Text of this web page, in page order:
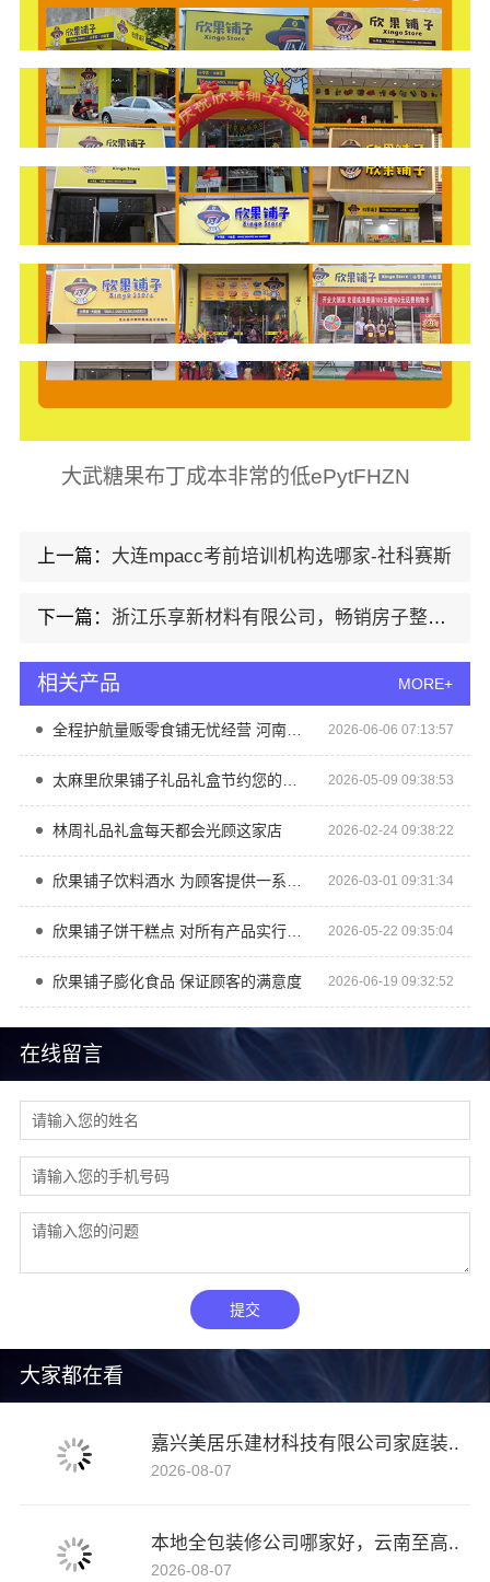
大家都在看
嘉兴美居乐建材科技有限公司家庭装..
2026-08-07
本地全包装修公司哪家好，云南至高..
2026-08-07
在线留言
提交
大武糖果布丁成本非常的低ePytFHZN
上一篇： 大连mpacc考前培训机构选哪家-社科赛斯
下一篇： 浙江乐享新材料有限公司，畅销房子整装家装基础工程上门服务
相关产品 MORE+
全程护航量贩零食铺无忧经营 河南零百味供应链有限公司助力加盟 2026-06-06 07:13:57
太麻里欣果铺子礼品礼盒节约您的宝贵时间 2026-05-09 09:38:53
林周礼品礼盒每天都会光顾这家店 2026-02-24 09:38:22
欣果铺子饮料酒水 为顾客提供一系列解决方案 2026-03-01 09:31:34
欣果铺子饼干糕点 对所有产品实行三包政策 2026-05-22 09:35:04
欣果铺子膨化食品 保证顾客的满意度 2026-06-19 09:32:52